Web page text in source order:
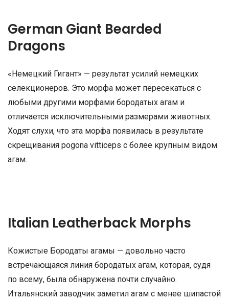
German Giant Bearded
Dragons
«Немецкий Гигант» — результат усилий немецких
селекционеров. Это морфа может пересекаться с
любыми другими морфами бородатых агам и
отличается исключительными размерами животных.
Ходят слухи, что эта морфа появилась в результате
скрещивания pogona vitticeps с более крупным видом
агам.
Italian Leatherback Morphs
Кожистые Бородаты агамы — довольно часто
встречающаяся линия бородатых агам, которая, судя
по всему, была обнаружена почти случайно.
Итальянский заводчик заметил агам с менее шипастой